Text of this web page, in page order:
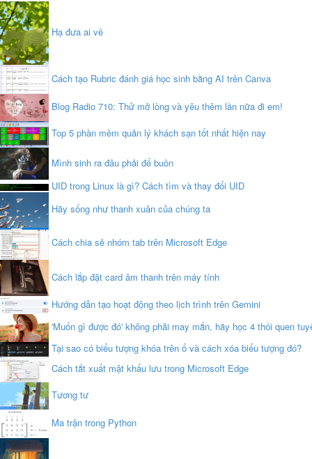
Hạ đưa ai về
Cách tạo Rubric đánh giá học sinh bằng AI trên Canva
Blog Radio 710: Thử mở lòng và yêu thêm lần nữa đi em!
Top 5 phần mềm quản lý khách sạn tốt nhất hiện nay
Mình sinh ra đâu phải để buồn
UID trong Linux là gì? Cách tìm và thay đổi UID
Hãy sống như thanh xuân của chúng ta
Cách chia sẻ nhóm tab trên Microsoft Edge
Cách lắp đặt card âm thanh trên máy tính
Hướng dẫn tạo hoạt động theo lịch trình trên Gemini
'Muốn gì được đó' không phải may mắn, hãy học 4 thói quen
Tại sao có biểu tượng khóa trên ổ và cách xóa biểu tượng đó?
Cách tắt xuất mật khẩu lưu trong Microsoft Edge
Tương tư
Ma trận trong Python